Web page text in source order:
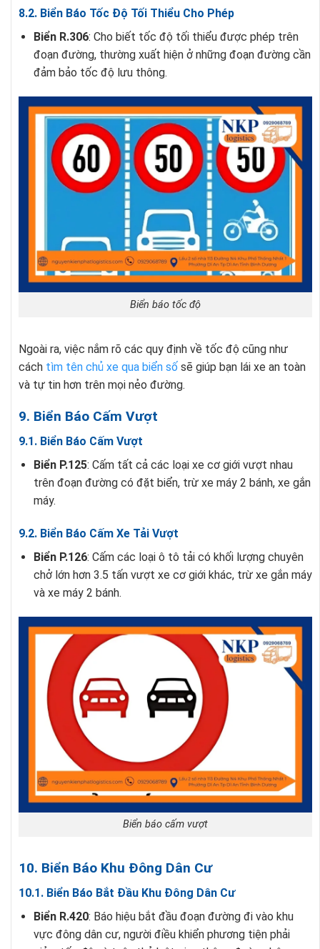
8.2. Biển Báo Tốc Độ Tối Thiểu Cho Phép
Biển R.306: Cho biết tốc độ tối thiểu được phép trên
đoạn đường, thường xuất hiện ở những đoạn đường cần
đảm bảo tốc độ lưu thông.
Biển báo tốc độ
Ngoài ra, việc nắm rõ các quy định về tốc độ cũng như
cách tìm tên chủ xe qua biển số sẽ giúp bạn lái xe an toàn
và tự tin hơn trên mọi nẻo đường.
9. Biển Báo Cấm Vượt
9.1. Biển Báo Cấm Vượt
Biển P.125: Cấm tất cả các loại xe cơ giới vượt nhau
trên đoạn đường có đặt biển, trừ xe máy 2 bánh, xe gắn
máy.
9.2. Biển Báo Cấm Xe Tải Vượt
Biển P.126: Cấm các loại ô tô tải có khối lượng chuyên
chở lớn hơn 3.5 tấn vượt xe cơ giới khác, trừ xe gắn máy
và xe máy 2 bánh.
Biển báo cấm vượt
10. Biển Báo Khu Đông Dân Cư
10.1. Biển Báo Bắt Đầu Khu Đông Dân Cư
Biển R.420: Báo hiệu bắt đầu đoạn đường đi vào khu
vực đông dân cư, người điều khiển phương tiện phải